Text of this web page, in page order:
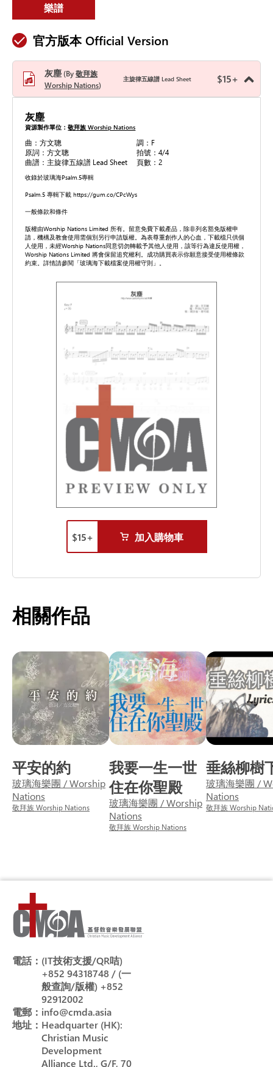
樂譜
官方版本 Official Version
灰塵 By敬拜族
Worship Nations
主旋律五線譜 Lead Sheet $15+
$15+ 加入購物車
灰塵
資源製作單位：敬拜族 Worship Nations
曲：方文聰
原詞：方文聰
曲譜：主旋律五線譜 Lead Sheet
調：F
拍號：4/4
頁數：2
收錄於玻璃海Psalm.5專輯
Psalm.5 專輯下載 https://gum.co/CPcWys
一般條款和條件
版權由Worship Nations Limited 所有。留意免費下載產品，除非列名豁免版權申
請，機構及教會使用需個別另行申請版權。為表尊重創作人的心血，下載檔只供個
人使用，未經Worship Nations同意切勿轉載予其他人使用，該等行為違反使用權，
Worship Nations Limited 將會保留追究權利。成功購買表示你願意接受使用權條款
約束。詳情請參閱「玻璃海下載檔案使用權守則」。
相關作品
平安的約
玻璃海樂團 / Worship
Nations
敬拜族 Worship Nations
我要一生一世
住在你聖殿
玻璃海樂團 / Worship
Nations
敬拜族 Worship Nations
垂絲柳樹
玻璃海樂團 /
Nations
敬拜族 Worship
電話： (IT技術支援/QR咭)
+852 94318748 / (一
般查詢/版權) +852
92912002
電郵： info@cmda.asia
地址： Headquarter (HK):
Christian Music
Development
Alliance Ltd., G/F, 70